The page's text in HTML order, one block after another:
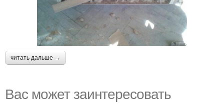
читать дальше →
Вас может заинтересовать